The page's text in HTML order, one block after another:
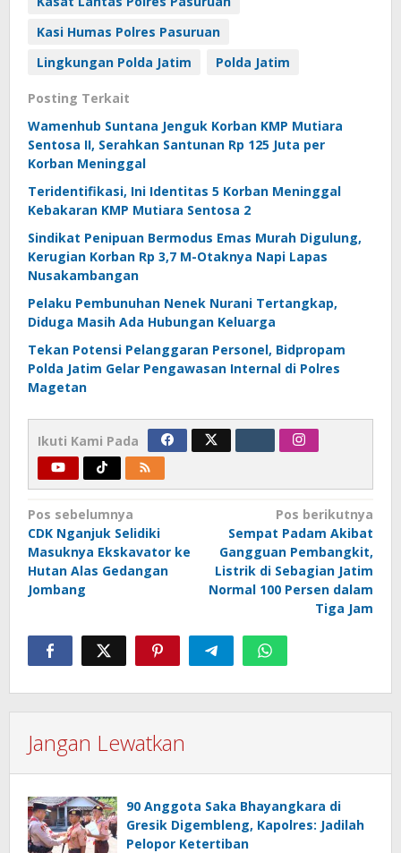
Kasi Humas Polres Pasuruan
Lingkungan Polda Jatim
Polda Jatim
Posting Terkait
Wamenhub Suntana Jenguk Korban KMP Mutiara
Sentosa II, Serahkan Santunan Rp 125 Juta per
Korban Meninggal
Teridentifikasi, Ini Identitas 5 Korban Meninggal
Kebakaran KMP Mutiara Sentosa 2
Sindikat Penipuan Bermodus Emas Murah Digulung,
Kerugian Korban Rp 3,7 M-Otaknya Napi Lapas
Nusakambangan
Pelaku Pembunuhan Nenek Nurani Tertangkap,
Diduga Masih Ada Hubungan Keluarga
Tekan Potensi Pelanggaran Personel, Bidpropam
Polda Jatim Gelar Pengawasan Internal di Polres
Magetan
Ikuti Kami Pada
Navigasi
pos
Pos sebelumnya
CDK Nganjuk Selidiki
Masuknya Ekskavator ke
Hutan Alas Gedangan
Jombang
Pos berikutnya
Sempat Padam Akibat
Gangguan Pembangkit,
Listrik di Sebagian Jatim
Normal 100 Persen dalam
Tiga Jam
Jangan Lewatkan
90 Anggota Saka Bhayangkara di
Gresik Digembleng, Kapolres: Jadilah
Pelopor Ketertiban